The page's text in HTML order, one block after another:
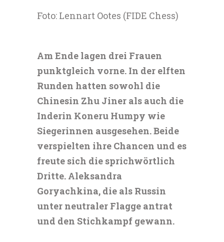
Foto: Lennart Ootes (FIDE Chess)
Am Ende lagen drei Frauen
punktgleich vorne. In der elften
Runden hatten sowohl die
Chinesin Zhu Jiner als auch die
Inderin Koneru Humpy wie
Siegerinnen ausgesehen. Beide
verspielten ihre Chancen und es
freute sich die sprichwörtlich
Dritte. Aleksandra
Goryachkina, die als Russin
unter neutraler Flagge antrat
und den Stichkampf gewann.